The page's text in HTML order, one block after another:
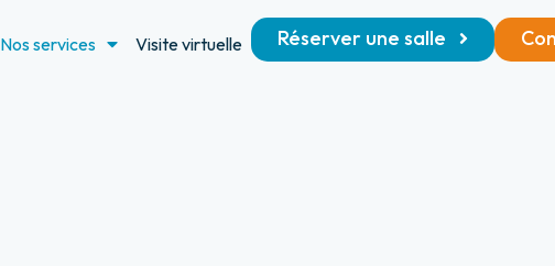
Nos services Visite virtuelle Réserver une salle